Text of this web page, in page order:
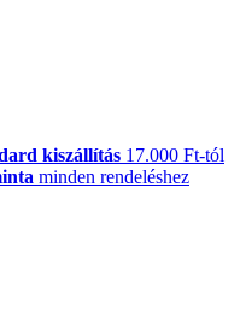
kiszállítás 17.000 Ft-tól
minden rendeléshez